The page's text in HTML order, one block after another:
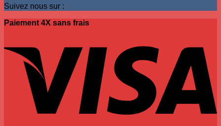
Suivez nous sur :
Paiement 4X sans frais